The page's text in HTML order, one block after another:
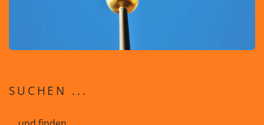
SUCHEN ...